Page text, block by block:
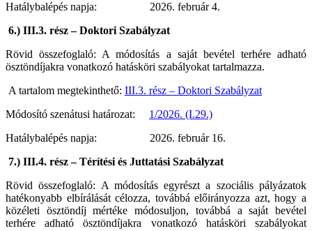
Hatálybalépés napja: 2026. február 4.
6.) III.3. rész – Doktori Szabályzat
Rövid összefoglaló: A módosítás a saját bevétel terhére adható
ösztöndíjakra vonatkozó hatásköri szabályokat tartalmazza.
A tartalom megtekinthető: III.3. rész – Doktori Szabályzat
Módosító szenátusi határozat: 1/2026. (I.29.)
Hatálybalépés napja: 2026. február 16.
7.) III.4. rész – Térítési és Juttatási Szabályzat
Rövid összefoglaló: A módosítás egyrészt a szociális pályázatok
hatékonyabb elbírálását célozza, továbbá előirányozza azt, hogy a
közéleti ösztöndíj mértéke módosuljon, továbbá a saját bevétel
terhére adható ösztöndíjakra vonatkozó hatásköri szabályokat